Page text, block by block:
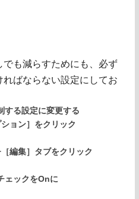
も減らすためにも、必ず
ばならない設定にしてお
する設定に変更する
ョン］をクリック
編集］タブをクリック
ェックをOnに